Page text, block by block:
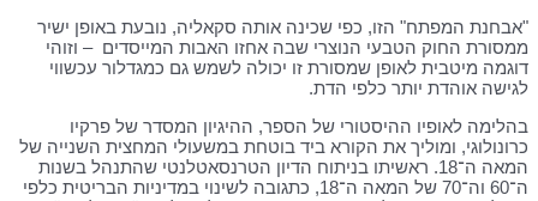
"אבחנת המפתח" הזו, כפי שכינה אותה סקאליה, נובעת באופן ישיר
ממסורת החוק הטבעי הנוצרי שבה אחזו האבות המייסדים – וזוהי
דוגמה מיטבית לאופן שמסורת זו יכולה לשמש גם כמגדלור עכשווי
לגישה אוהדת יותר כלפי הדת.
בהלימה לאופיו ההיסטורי של הספר, ההיגיון המסדר של פרקיו
כרונולוגי, ומוליך את הקורא ביד בוטחת במשעולי המחצית השנייה של
המאה ה־18. ראשיתו בניתוח הדיון הטרנסאטלנטי שהתנהל בשנות
ה־60 וה־70 של המאה ה־18, כתגובה לשינוי במדיניות הבריטית כלפי